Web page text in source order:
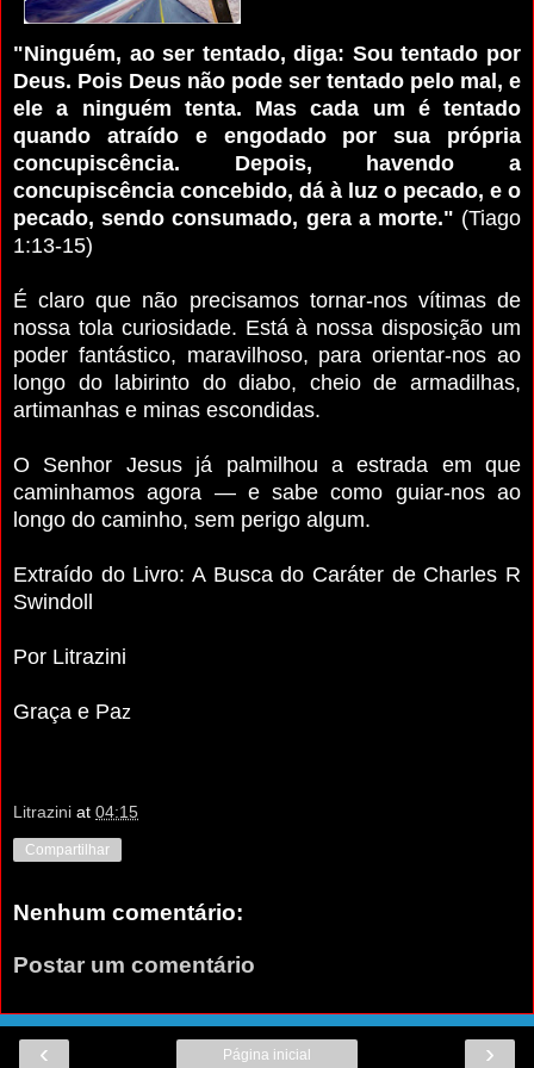
"Ninguém, ao ser tentado, diga: Sou tentado por
Deus. Pois Deus não pode ser tentado pelo mal, e
ele a ninguém tenta. Mas cada um é tentado
quando atraído e engodado por sua própria
concupiscência. Depois, havendo a
concupiscência concebido, dá à luz o pecado, e o
pecado, sendo consumado, gera a morte." (Tiago
1:13-15)
É claro que não precisamos tornar-nos vítimas de
nossa tola curiosidade. Está à nossa disposição um
poder fantástico, ma­ravilhoso, para orientar-nos ao
longo do labirinto do diabo, cheio de armadilhas,
artimanhas e minas escondidas.
O Senhor Jesus já palmilhou a estrada em que
caminhamos agora — e sabe como guiar-nos ao
longo do caminho, sem perigo algum.
Extraído do Livro: A Busca do Caráter de Charles R
Swindoll
Por Litrazini
Graça e Paz
Litrazini at 04:15
Compartilhar
Nenhum comentário:
Postar um comentário
‹ ›
Página inicial